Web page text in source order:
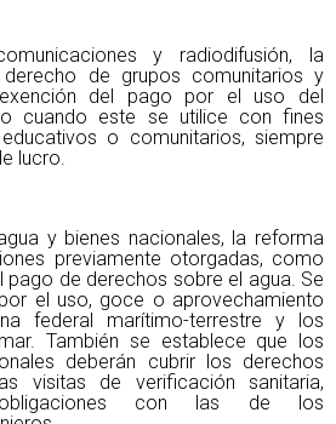
y radiodifusión, la
de grupos comunitarios y
del pago por el uso del
cuando este se utilice con fines
o comunitarios, siempre
lucro.
y bienes nacionales, la reforma
previamente otorgadas, como
pago de derechos sobre el agua. Se
el uso, goce o aprovechamiento
federal marítimo-terrestre y los
También se establece que los
deberán cubrir los derechos
visitas de verificación sanitaria,
con las de los